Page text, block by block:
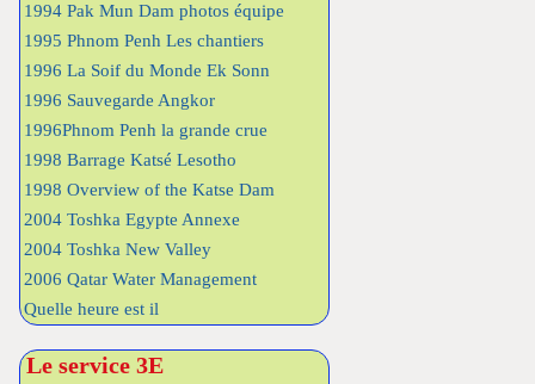
1994 Pak Mun Dam photos équipe
1995 Phnom Penh Les chantiers
1996 La Soif du Monde Ek Sonn
1996 Sauvegarde Angkor
1996Phnom Penh la grande crue
1998 Barrage Katsé Lesotho
1998 Overview of the Katse Dam
2004 Toshka Egypte Annexe
2004 Toshka New Valley
2006 Qatar Water Management
Quelle heure est il
Le service 3E